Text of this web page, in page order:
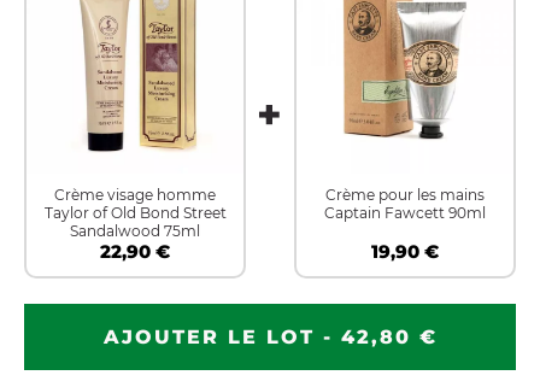
Crème visage homme
Taylor of Old Bond Street
Sandalwood 75ml
22,90 €
Crème pour les mains
Captain Fawcett 90ml
19,90 €
AJOUTER LE LOT - 42,80 €